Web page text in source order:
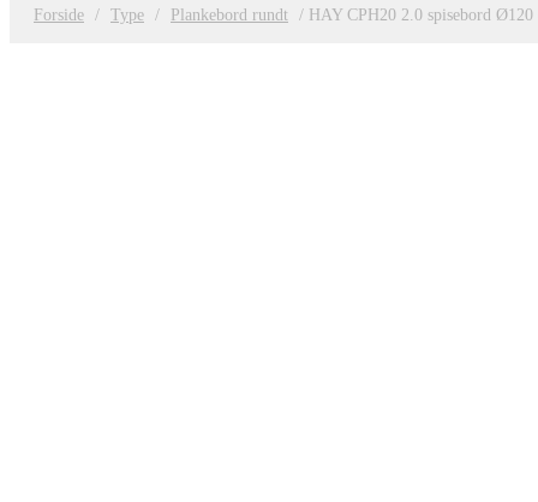
Forside / Type / Plankebord rundt / HAY CPH20 2.0 spisebord